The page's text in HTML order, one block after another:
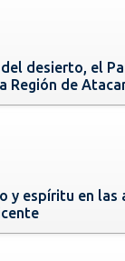
desierto, el
Región de
y espíritu en las